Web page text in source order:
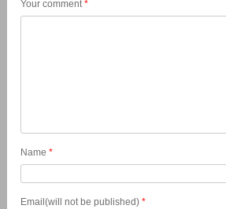
Your comment*
Name*
Email(will not be published)*